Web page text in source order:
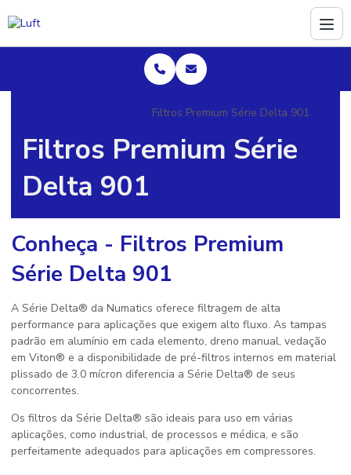
Filtros Premium Série Delta 901
Filtros Premium Série
Delta 901
Conheça - Filtros Premium
Série Delta 901
A Série Delta® da Numatics oferece filtragem de alta
performance para aplicações que exigem alto fluxo. As tampas
padrão em alumínio em cada elemento, dreno manual, vedação
em Viton® e a disponibilidade de pré-filtros internos em material
plissado de 3.0 mícron diferencia a Série Delta® de seus
concorrentes.
Os filtros da Série Delta® são ideais para uso em várias
aplicações, como industrial, de processos e médica, e são
perfeitamente adequados para aplicações em compressores.